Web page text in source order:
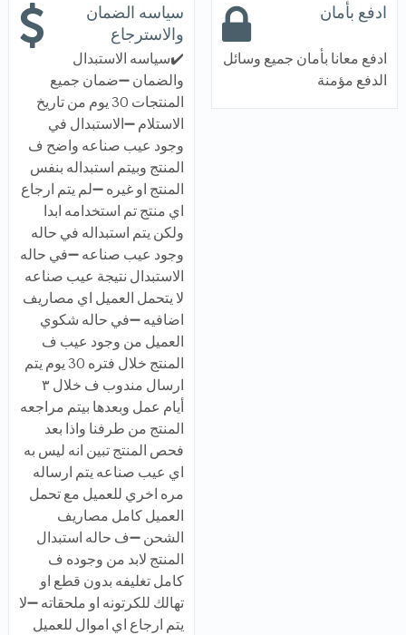
ادفع بأمان
ادفع معانا بأمان جميع وسائل
الدفع مؤمنة
سياسه الضمان
والاسترجاع
✔️سياسه الاستبدال
والضمان ➖ضمان جميع
المنتجات 30 يوم من تاريخ
الاستلام ➖الاستبدال في
وجود عيب صناعه واضح ف
المنتج وبيتم استبداله بنفس
المنتج او غيره ➖لم يتم ارجاع
اي منتج تم استخدامه ابدا
ولكن يتم استبداله في حاله
وجود عيب صناعه ➖في حاله
الاستبدال نتيجة عيب صناعه
لا يتحمل العميل اي مصاريف
اضافيه ➖في حاله شكوي
العميل من وجود عيب ف
المنتج خلال فتره 30 يوم يتم
ارسال مندوب ف خلال ٣
أيام عمل وبعدها بيتم مراجعه
المنتج من طرفنا واذا بعد
فحص المنتج تبين انه ليس به
اي عيب صناعه يتم ارساله
مره اخري للعميل مع تحمل
العميل كامل مصاريف
الشحن ➖ف حاله استبدال
المنتج لابد من وجوده ف
كامل تغليفه بدون قطع او
تهالك للكرتونه او ملحقاته ➖لا
يتم ارجاع اي اموال للعميل